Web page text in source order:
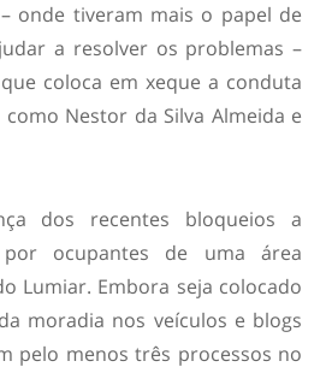
onde tiveram mais o papel de
a resolver os problemas –
coloca em xeque a conduta
como Nestor da Silva Almeida e
dos recentes bloqueios a
por ocupantes de uma área
Lumiar. Embora seja colocado
moradia nos veículos e blogs
pelo menos três processos no